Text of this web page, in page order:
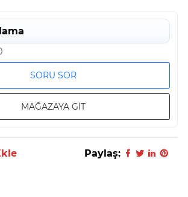
SORU SOR
MAĞAZAYA GİT
Paylaş: